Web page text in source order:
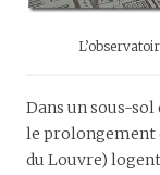
Dans un sous-sol
le prolongement
du Louvre)